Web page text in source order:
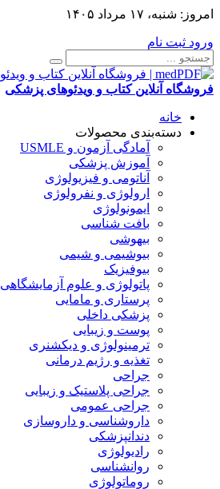
امروز: شنبه، ۱۷ مرداد ۱۴۰۵
ورود ثبت نام
فروشگاه آنلاین کتاب و ویدئوهای پزشکی
خانه
دسته‌بندی محصولات
آمادگی آزمون و USMLE
آموزش پزشکی
آناتومی و فیزیولوژی
ارولوژی و نفرولوژی
ایمونولوژی
بافت شناسی
بیهوشی
بیوشیمی و شیمی
بیوفیزیک
پاتولوژی و علوم آزمایشگاهی
پرستاری و مامایی
پزشکی داخلی
پوست و زیبایی
ترمینولوژی و دیکشنری
تغذیه و رژیم درمانی
جراحی
جراحی پلاستیک و زیبایی
جراحی عمومی
داروشناسی و داروسازی
دندانپزشکی
رادیولوژی
روانشناسی
روماتولوژی